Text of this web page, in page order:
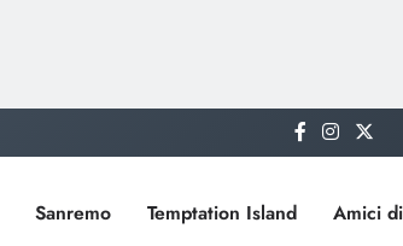
Sanremo Temptation Island Amici